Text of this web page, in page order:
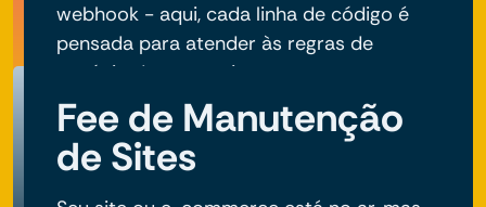
webhook - aqui, cada linha de código é
pensada para atender às regras de
negócio do seu projeto.
Fee de Manutenção
de Sites